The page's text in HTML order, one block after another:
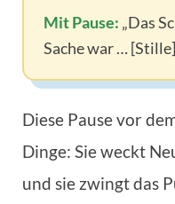
Mit Pause: „Das
Sache war …
Diese Pause vor
Dinge: Sie weckt
und sie zwingt das